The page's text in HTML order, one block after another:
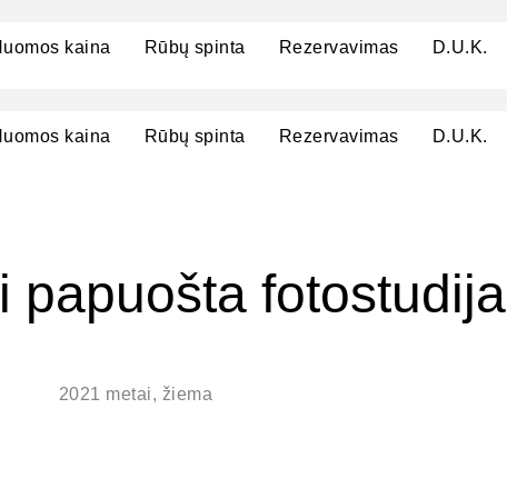
kaina Rūbų spinta Rezervavimas D.U.K.
kaina Rūbų spinta Rezervavimas D.U.K.
papuošta fotostudija
2021 metai, žiema